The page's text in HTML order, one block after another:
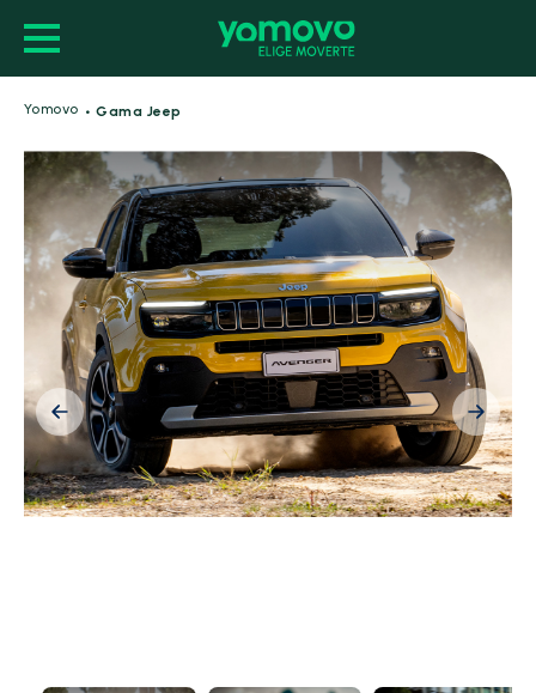
Yomovo · Gama Jeep